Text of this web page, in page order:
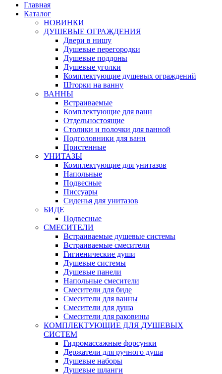
Главная
Каталог
НОВИНКИ
ДУШЕВЫЕ ОГРАЖДЕНИЯ
Двери в нишу
Душевые перегородки
Душевые поддоны
Душевые уголки
Комплектующие душевых ограждений
Шторки на ванну
ВАННЫ
Встраиваемые
Комплектующие для ванн
Отдельностоящие
Столики и полочки для ванной
Подголовники для ванн
Пристенные
УНИТАЗЫ
Комплектующие для унитазов
Напольные
Подвесные
Писсуары
Сиденья для унитазов
БИДЕ
Подвесные
СМЕСИТЕЛИ
Встраиваемые душевые системы
Встраиваемые смесители
Гигиенические души
Душевые системы
Душевые панели
Напольные смесители
Смесители для биде
Смесители для ванны
Смесители для душа
Смесители для раковины
КОМПЛЕКТУЮЩИЕ ДЛЯ ДУШЕВЫХ
СИСТЕМ
Гидромассажные форсунки
Держатели для ручного душа
Душевые наборы
Душевые шланги